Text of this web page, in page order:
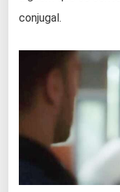
conjugal.